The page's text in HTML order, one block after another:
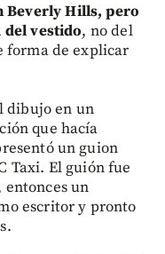
Beverly Hills, pero
del vestido, no del
forma de explicar
dibujo en un
que hacía
un guion
Taxi. El guión fue
un
escritor y pronto